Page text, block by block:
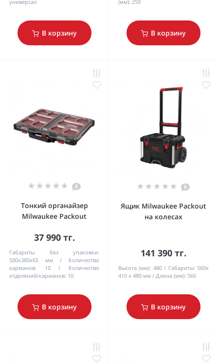
универсал
В корзину
(мм): 250
В корзину
0
Тонкий органайзер
Milwaukee Packout
37 990 тг.
Габариты без упаковки:
500x380x65 мм
Количество
карманов:
10
Количество
отделений/карманов: 10
В корзину
0
Ящик Milwaukee Packout
на колесах
141 390 тг.
Высота (мм): 480 Габариты: 560x
410 x 480 мм
Длина (мм): 560
В корзину